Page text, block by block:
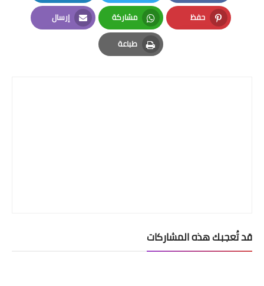
Facebook
Twitter
LinkedIn
حفظ
Pinterest
مشاركة
Whatsapp
إرسال
Email
طباعة
Print
قد تُعجبك هذه المشاركات